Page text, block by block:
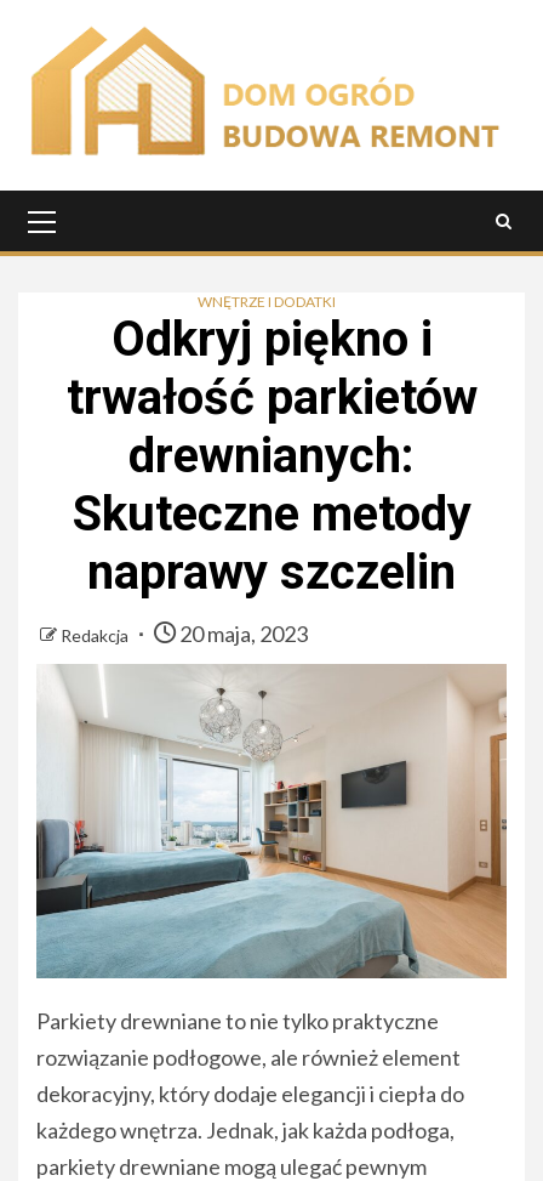
treści
główne
WNĘTRZE I DODATKI
Odkryj piękno i
trwałość parkietów
drewnianych:
Skuteczne metody
naprawy szczelin
Redakcja 20 maja, 2023
Parkiety drewniane to nie tylko praktyczne
rozwiązanie podłogowe, ale również element
dekoracyjny, który dodaje elegancji i ciepła do
każdego wnętrza. Jednak, jak każda podłoga,
parkiety drewniane mogą ulegać pewnym